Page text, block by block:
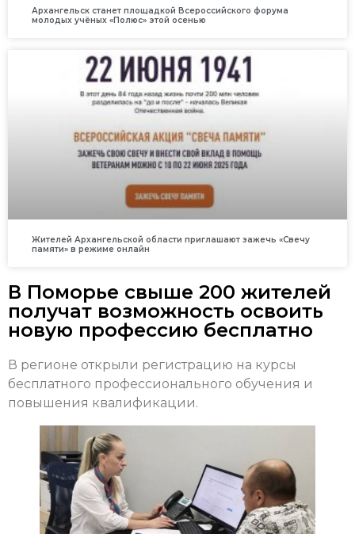
Архангельск станет площадкой Всероссийского форума
молодых учёных «Полюс» этой осенью
Жителей Архангельской области приглашают зажечь «Свечу
памяти» в режиме онлайн
В Поморье свыше 200 жителей
получат возможность освоить
новую профессию бесплатно
В регионе открыли регистрацию на курсы
бесплатного профессионального обучения и
повышения квалификации.